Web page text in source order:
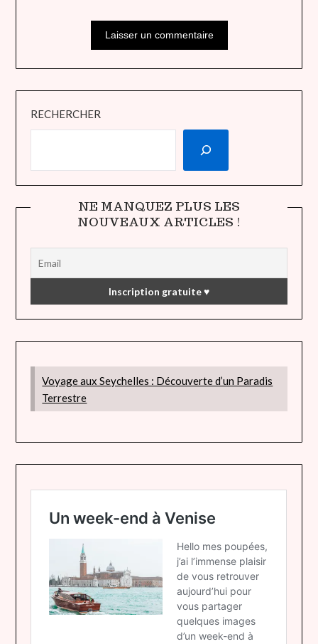
RECHERCHER
NE MANQUEZ PLUS LES
NOUVEAUX ARTICLES !
Voyage aux Seychelles : Découverte d’un Paradis
Terrestre